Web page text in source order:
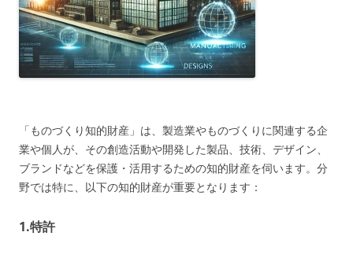
「ものづくり知的財産」は、製造業やものづくりに関連する企
業や個人が、その創造活動や開発した製品、技術、デザイン、
ブランドなどを保護・活用するための知的財産を伺います。分
野では特に、以下の知的財産が重要となります：
1.特許